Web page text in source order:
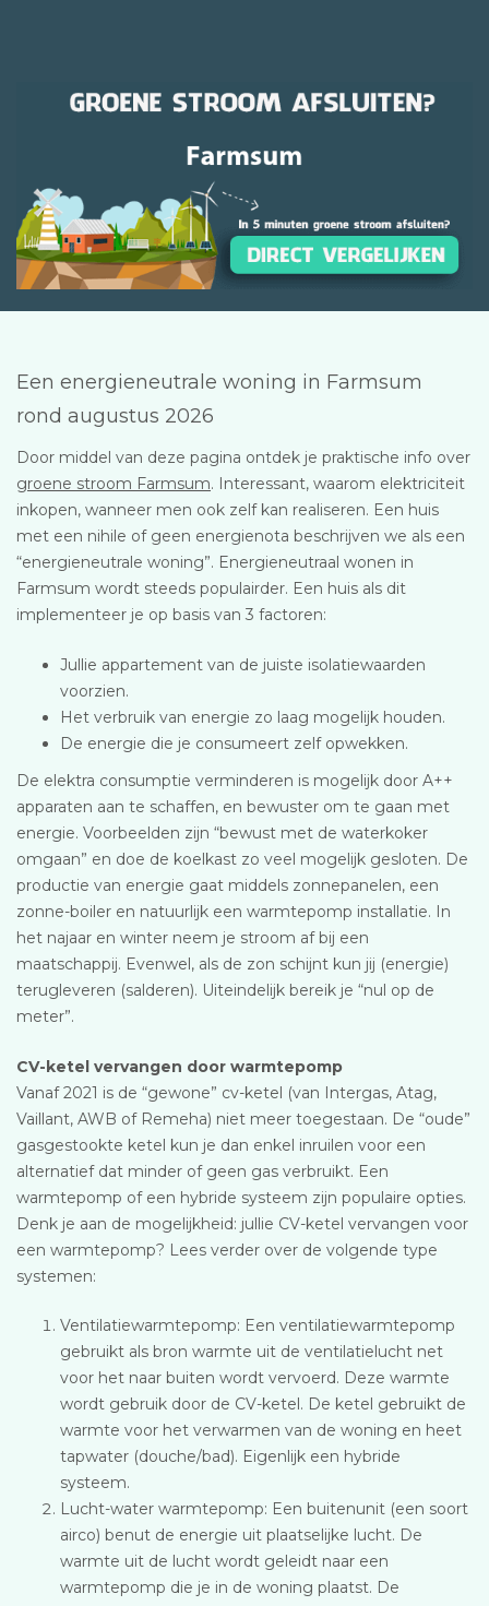
Een energieneutrale woning in Farmsum
rond augustus 2026
Door middel van deze pagina ontdek je praktische info over
groene stroom Farmsum. Interessant, waarom elektriciteit
inkopen, wanneer men ook zelf kan realiseren. Een huis
met een nihile of geen energienota beschrijven we als een
“energieneutrale woning”. Energieneutraal wonen in
Farmsum wordt steeds populairder. Een huis als dit
implementeer je op basis van 3 factoren:
Jullie appartement van de juiste isolatiewaarden
voorzien.
Het verbruik van energie zo laag mogelijk houden.
De energie die je consumeert zelf opwekken.
De elektra consumptie verminderen is mogelijk door A++
apparaten aan te schaffen, en bewuster om te gaan met
energie. Voorbeelden zijn “bewust met de waterkoker
omgaan” en doe de koelkast zo veel mogelijk gesloten. De
productie van energie gaat middels zonnepanelen, een
zonne-boiler en natuurlijk een warmtepomp installatie. In
het najaar en winter neem je stroom af bij een
maatschappij. Evenwel, als de zon schijnt kun jij (energie)
terugleveren (salderen). Uiteindelijk bereik je “nul op de
meter”.
CV-ketel vervangen door warmtepomp
Vanaf 2021 is de “gewone” cv-ketel (van Intergas, Atag,
Vaillant, AWB of Remeha) niet meer toegestaan. De “oude”
gasgestookte ketel kun je dan enkel inruilen voor een
alternatief dat minder of geen gas verbruikt. Een
warmtepomp of een hybride systeem zijn populaire opties.
Denk je aan de mogelijkheid: jullie CV-ketel vervangen voor
een warmtepomp? Lees verder over de volgende type
systemen:
Ventilatiewarmtepomp: Een ventilatiewarmtepomp
gebruikt als bron warmte uit de ventilatielucht net
voor het naar buiten wordt vervoerd. Deze warmte
wordt gebruik door de CV-ketel. De ketel gebruikt de
warmte voor het verwarmen van de woning en heet
tapwater (douche/bad). Eigenlijk een hybride
systeem.
Lucht-water warmtepomp: Een buitenunit (een soort
airco) benut de energie uit plaatselijke lucht. De
warmte uit de lucht wordt geleidt naar een
warmtepomp die je in de woning plaatst. De